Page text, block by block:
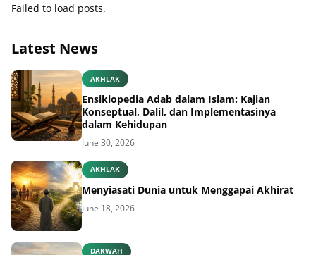
Failed to load posts.
Latest News
AKHLAK
Ensiklopedia Adab dalam Islam: Kajian
Konseptual, Dalil, dan Implementasinya
dalam Kehidupan
June 30, 2026
AKHLAK
Menyiasati Dunia untuk Menggapai Akhirat
June 18, 2026
DAKWAH